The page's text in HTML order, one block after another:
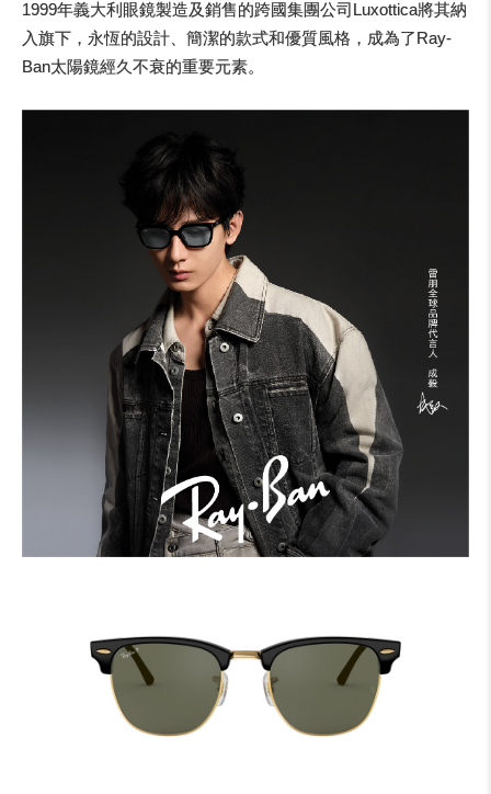
1999年義大利眼鏡製造及銷售的跨國集團公司Luxottica將其納
入旗下，永恆的設計、簡潔的款式和優質風格，成為了Ray-
Ban太陽鏡經久不衰的重要元素。